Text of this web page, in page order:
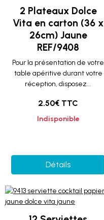
2 Plateaux Dolce
Vita en carton (36 x
26cm) Jaune
REF/9408
Pour la présentation de votre
table apéritive durant votre
réception, disposez...
2.50€ TTC
Indisponible
Détails